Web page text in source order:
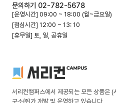
문의하기 02-782-5678
[운영시간] 09:00 ~ 18:00 (월~금요일)
[점심시간] 12:00 ~ 13: 10
[휴무일] 토, 일, 공휴일
서리컨캠퍼스에서 제공되는 모든 상품은
구소㈜가 개발 및 운영하고 있습니다